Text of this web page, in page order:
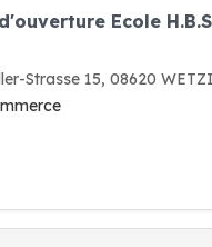
Ecole
Strasse 15, 08620